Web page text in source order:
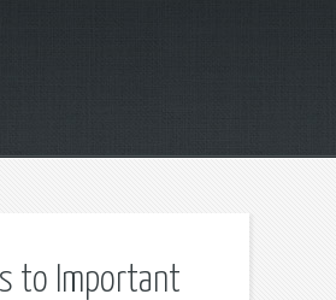
to Important